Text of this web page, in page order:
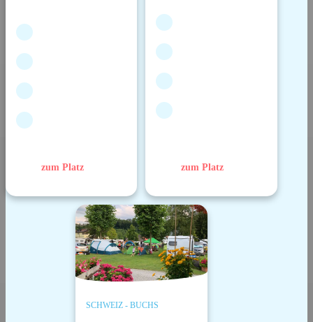
zum Platz zum Platz
SCHWEIZ - BUCHS